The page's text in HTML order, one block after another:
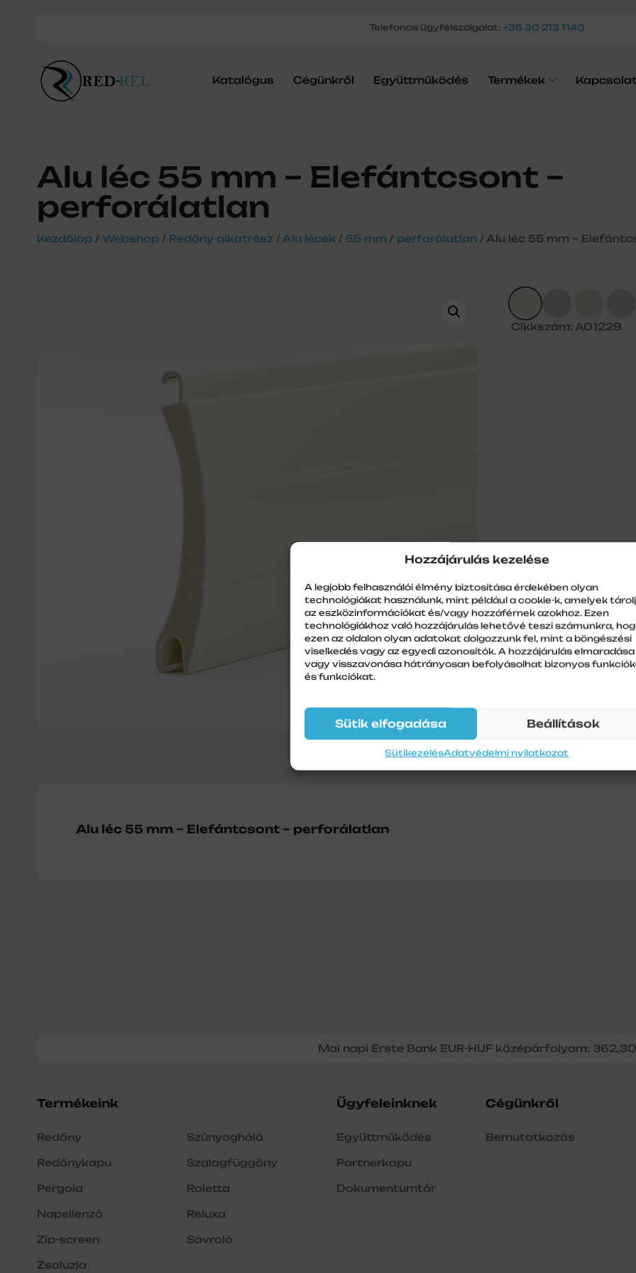
Hozzájárulás kezelése
A legjobb felhasználói élmény biztosítása érdekében olyan
technológiákat használunk, mint például a cookie-k, amelyek
az eszközinformációkat és/vagy hozzáférnek azokhoz. Ezen
technológiákhoz való hozzájárulás lehetővé teszi számunkra,
ezen az oldalon olyan adatokat dolgozzunk fel, mint a böngészési
viselkedés vagy az egyedi azonosítók. A hozzájárulás elmaradása
vagy visszavonása hátrányosan befolyásolhat bizonyos
és funkciókat.
Sütik elfogadása Beállítások
SütikezelésAdatvédelmi nyilatkozat
Telefonos ügyfélszolgálat: +36 30 213 1140
Katalógus Cégünkről Együttműködés Termékek Kapcsolat
Alu léc 55 mm – Elefántcsont –
perforálatlan
Kezdőlap / Webshop / Redőny alkatrész / Alu lécek / 55 mm / perforálatlan / Alu léc 55 mm –
Cikkszám: A01229
Alu léc 55 mm – Elefántcsont – perforálatlan
Mai napi Erste Bank EUR-HUF középárfolyam: 362,30
Termékeink
Redőny
Redőnykapu
Pergola
Napellenző
Zip-screen
Zsaluzia
Szúnyogháló
Szalagfüggöny
Roletta
Reluxa
Sávroló
Ügyfeleinknek
Együttműködés
Partnerkapu
Dokumentumtár
Cégünkről
Bemutatkozás